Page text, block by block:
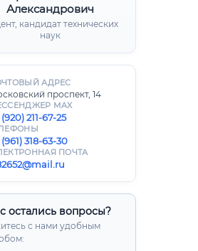
Александрович
кандидат технических
наук
АДРЕС
проспект, 14
MAX
(920) 211-67-25
(961) 318-63-30
ПОЧТА
остались вопросы?
с нами удобным